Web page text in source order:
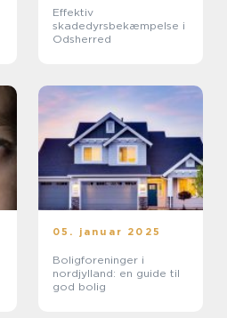
Effektiv
skadedyrsbekæmpelse i
Odsherred
05. januar 2025
Boligforeninger i
nordjylland: en guide til
god bolig